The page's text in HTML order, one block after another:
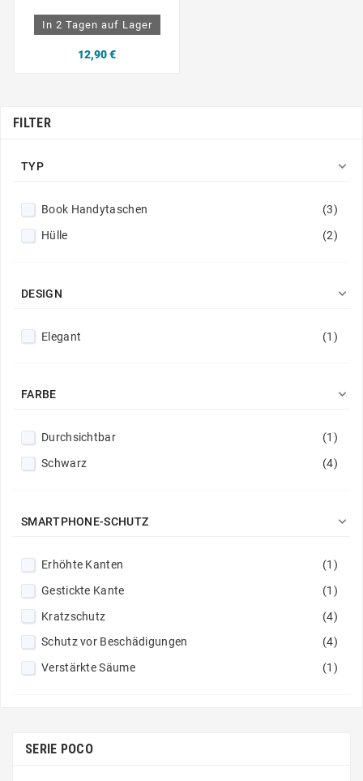
In 2 Tagen auf Lager
12,90 €
FILTER
TYP 
Book Handytaschen
(3)
Hülle
(2)
DESIGN 
Elegant (1)
FARBE 
Durchsichtbar
(1)
Schwarz
(4)
SMARTPHONE-SCHUTZ 
Erhöhte Kanten
(1)
Gestickte Kante
(1)
Kratzschutz
(4)
Schutz vor Beschädigungen
(4)
Verstärkte Säume
(1)
SERIE POCO